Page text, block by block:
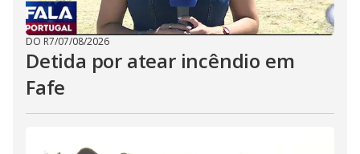
DO R7/07/08/2026
Detida por atear incêndio em
Fafe